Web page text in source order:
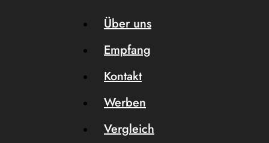
Über uns
Empfang
Kontakt
Werben
Vergleich